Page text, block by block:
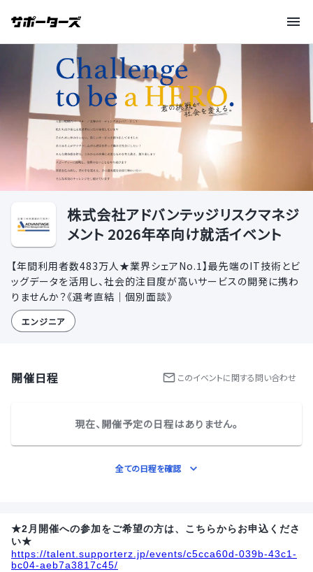
株式会社アドバンテッジリスクマネジ
メント 2026年卒向け就活イベント
【年間利用者数483万人★業界シェアNo.1】最先端のIT技術とビ
ッグデータを活用し、社会的注目度が高いサービスの開発に携わ
りませんか？《選考直結｜個別面談》
エンジニア
開催日程 このイベントに関する問い合わせ
現在、開催予定の日程はありません。
全ての日程を確認
★2月開催への参加をご希望の方は、こちらからお申込くださ
い★
https://talent.supporterz.jp/events/c5cca60d-039b-43c1-
bc04-aeb7a3817c45/